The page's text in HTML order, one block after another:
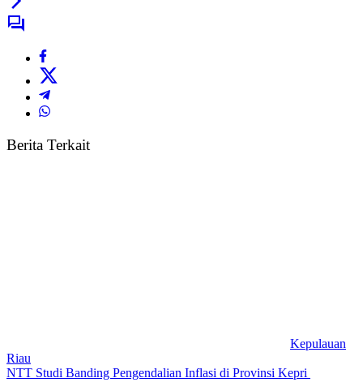
Berita Terkait
Kepulauan
Riau
NTT Studi Banding Pengendalian Inflasi di Provinsi Kepri